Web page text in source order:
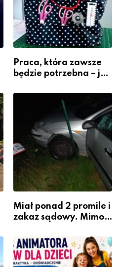
Praca, która zawsze
będzie potrzebna – jak
zawodem przyszłości i
gdzie się go nauczyć?
Miał ponad 2 promile i
zakaz sądowy. Mimo
kierownicę w
Bolszewie i uderzył w
ogrodzenie